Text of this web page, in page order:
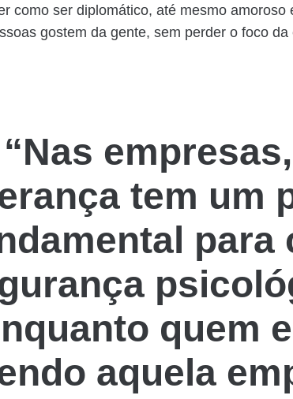
como ser diplomático, até mesmo amoroso
gostem da gente, sem perder o foco da
“Nas
tem um
para
quem
aquela